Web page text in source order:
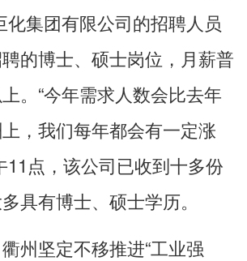
化集团有限公司的招聘人员
的博士、硕士岗位，月薪普
。“今年需求人数会比去年
，我们每年都会有一定涨
11点，该公司已收到十多份
具有博士、硕士学历。
坚定不移推进“工业强